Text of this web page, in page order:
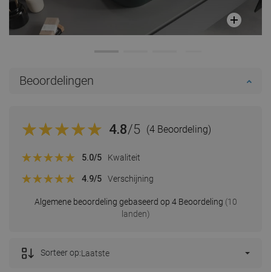
Beoordelingen
4.8/5 (4 Beoordeling)
Algemene beoordeling gebaseerd op 4 Beoordeling (10
landen)
5.0/5 Kwaliteit
4.9/5 Verschijning
Sorteer op:Laatste